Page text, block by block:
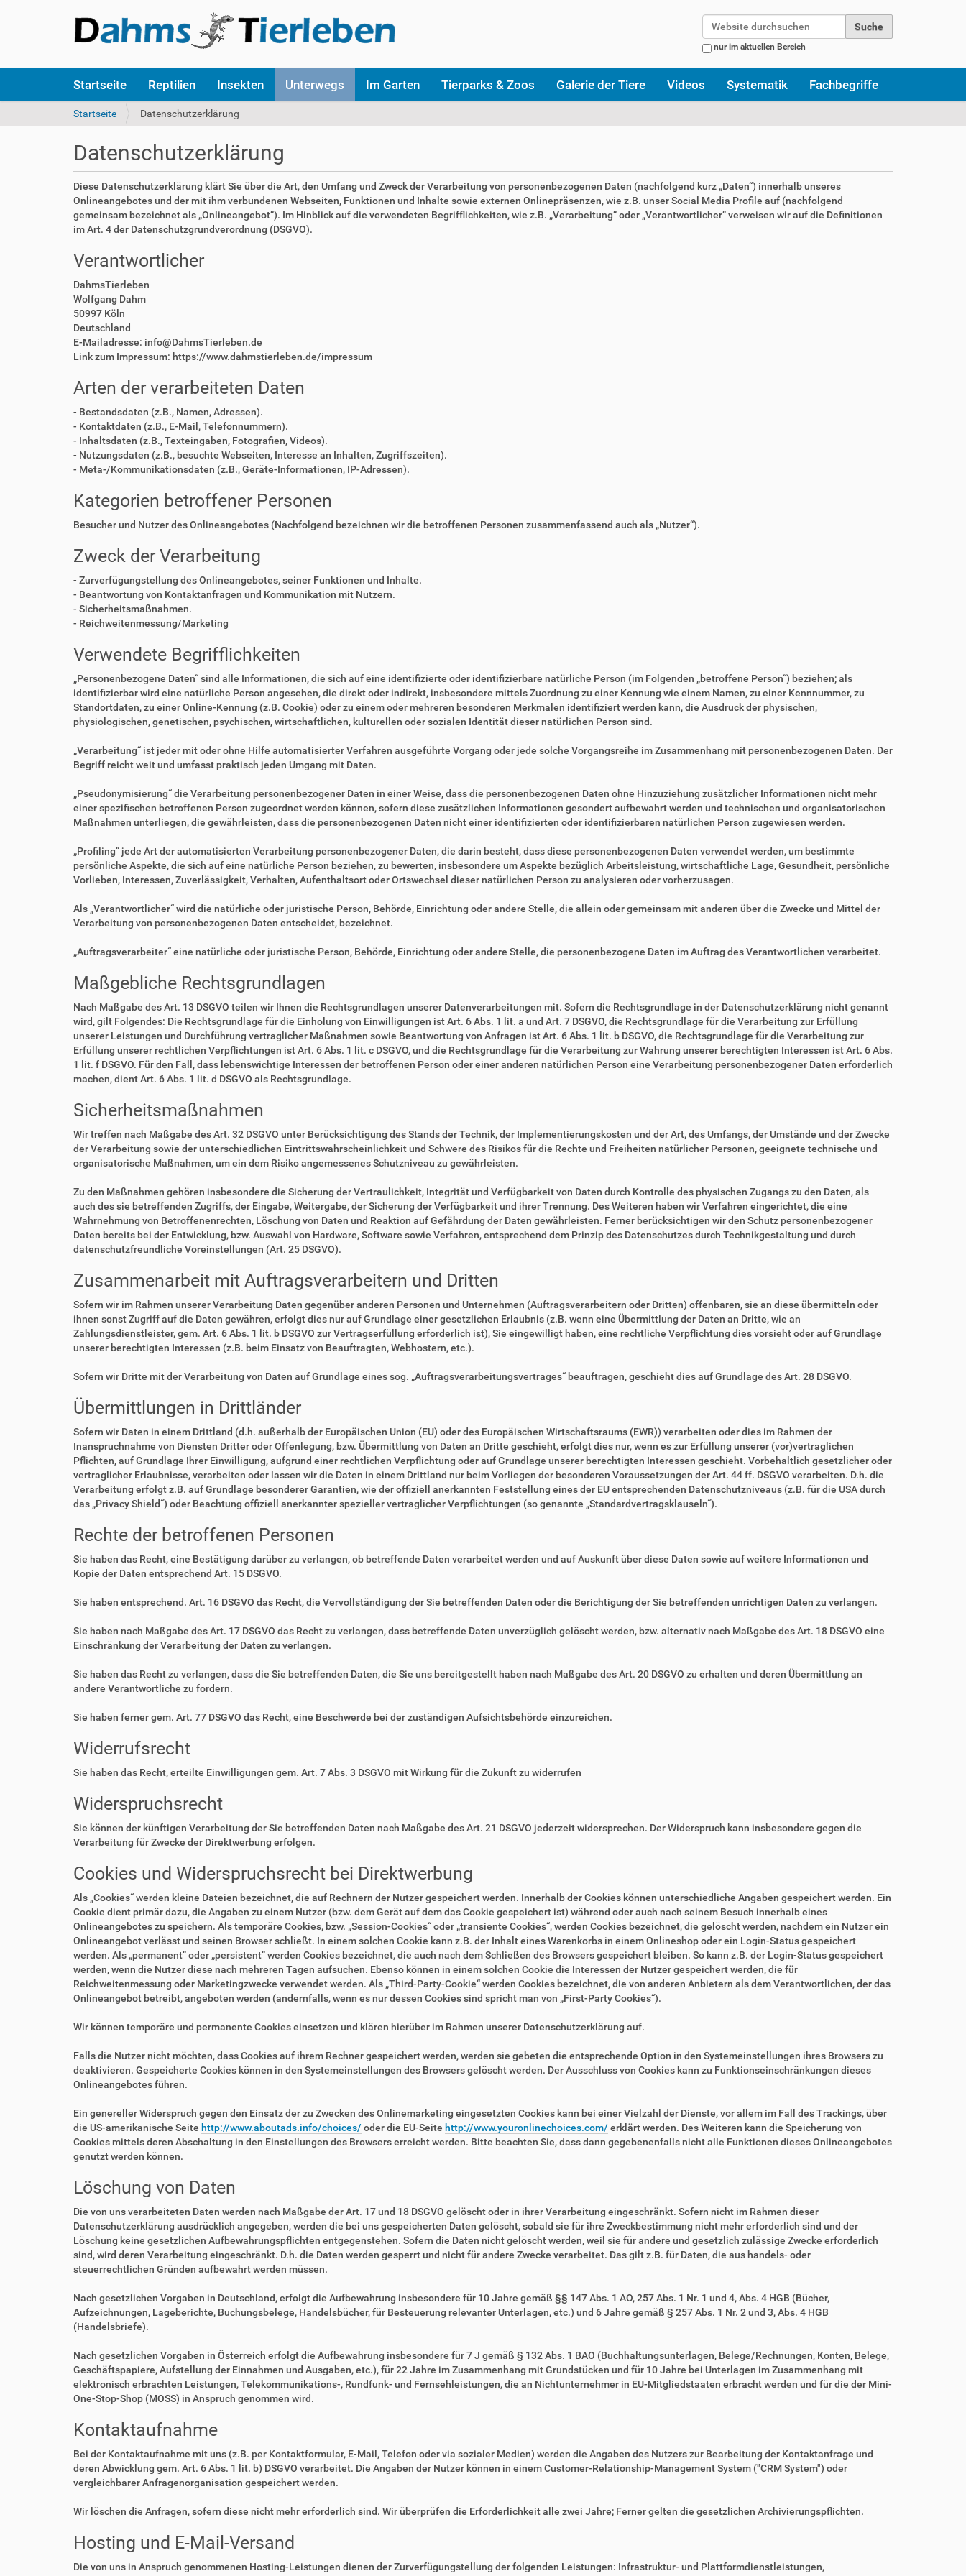
nur im aktuellen Bereich
k
Startseite Reptilien Insekten Unterwegs Im Garten Tierparks & Zoos Galerie der Tiere Videos Systematik Fachbegriffe
S
s
i
n
d
h
i
r
Startseite Datenschutzerklärung
Datenschutzerklärung
Diese Datenschutzerklärung klärt Sie über die Art, den Umfang und Zweck der Verarbeitung von personenbezogenen Daten (nachfolgend kurz „Daten“) innerhalb unseres
Onlineangebotes und der mit ihm verbundenen Webseiten, Funktionen und Inhalte sowie externen Onlinepräsenzen, wie z.B. unser Social Media Profile auf (nachfolgend
gemeinsam bezeichnet als „Onlineangebot“). Im Hinblick auf die verwendeten Begrifflichkeiten, wie z.B. „Verarbeitung“ oder „Verantwortlicher“ verweisen wir auf die Definitionen
im Art. 4 der Datenschutzgrundverordnung (DSGVO).
Verantwortlicher
DahmsTierleben
Wolfgang Dahm
50997 Köln
Deutschland
E-Mailadresse: info@DahmsTierleben.de
Link zum Impressum: https://www.dahmstierleben.de/impressum
Arten der verarbeiteten Daten
- Bestandsdaten (z.B., Namen, Adressen).
- Kontaktdaten (z.B., E-Mail, Telefonnummern).
- Inhaltsdaten (z.B., Texteingaben, Fotografien, Videos).
- Nutzungsdaten (z.B., besuchte Webseiten, Interesse an Inhalten, Zugriffszeiten).
- Meta-/Kommunikationsdaten (z.B., Geräte-Informationen, IP-Adressen).
Kategorien betroffener Personen
Besucher und Nutzer des Onlineangebotes (Nachfolgend bezeichnen wir die betroffenen Personen zusammenfassend auch als „Nutzer“).
Zweck der Verarbeitung
- Zurverfügungstellung des Onlineangebotes, seiner Funktionen und Inhalte.
- Beantwortung von Kontaktanfragen und Kommunikation mit Nutzern.
- Sicherheitsmaßnahmen.
- Reichweitenmessung/Marketing
Verwendete Begrifflichkeiten
„Personenbezogene Daten“ sind alle Informationen, die sich auf eine identifizierte oder identifizierbare natürliche Person (im Folgenden „betroffene Person“) beziehen; als
identifizierbar wird eine natürliche Person angesehen, die direkt oder indirekt, insbesondere mittels Zuordnung zu einer Kennung wie einem Namen, zu einer Kennnummer, zu
Standortdaten, zu einer Online-Kennung (z.B. Cookie) oder zu einem oder mehreren besonderen Merkmalen identifiziert werden kann, die Ausdruck der physischen,
physiologischen, genetischen, psychischen, wirtschaftlichen, kulturellen oder sozialen Identität dieser natürlichen Person sind.
„Verarbeitung“ ist jeder mit oder ohne Hilfe automatisierter Verfahren ausgeführte Vorgang oder jede solche Vorgangsreihe im Zusammenhang mit personenbezogenen Daten. Der
Begriff reicht weit und umfasst praktisch jeden Umgang mit Daten.
„Pseudonymisierung“ die Verarbeitung personenbezogener Daten in einer Weise, dass die personenbezogenen Daten ohne Hinzuziehung zusätzlicher Informationen nicht mehr
einer spezifischen betroffenen Person zugeordnet werden können, sofern diese zusätzlichen Informationen gesondert aufbewahrt werden und technischen und organisatorischen
Maßnahmen unterliegen, die gewährleisten, dass die personenbezogenen Daten nicht einer identifizierten oder identifizierbaren natürlichen Person zugewiesen werden.
„Profiling“ jede Art der automatisierten Verarbeitung personenbezogener Daten, die darin besteht, dass diese personenbezogenen Daten verwendet werden, um bestimmte
persönliche Aspekte, die sich auf eine natürliche Person beziehen, zu bewerten, insbesondere um Aspekte bezüglich Arbeitsleistung, wirtschaftliche Lage, Gesundheit, persönliche
Vorlieben, Interessen, Zuverlässigkeit, Verhalten, Aufenthaltsort oder Ortswechsel dieser natürlichen Person zu analysieren oder vorherzusagen.
Als „Verantwortlicher“ wird die natürliche oder juristische Person, Behörde, Einrichtung oder andere Stelle, die allein oder gemeinsam mit anderen über die Zwecke und Mittel der
Verarbeitung von personenbezogenen Daten entscheidet, bezeichnet.
„Auftragsverarbeiter“ eine natürliche oder juristische Person, Behörde, Einrichtung oder andere Stelle, die personenbezogene Daten im Auftrag des Verantwortlichen verarbeitet.
Maßgebliche Rechtsgrundlagen
Nach Maßgabe des Art. 13 DSGVO teilen wir Ihnen die Rechtsgrundlagen unserer Datenverarbeitungen mit. Sofern die Rechtsgrundlage in der Datenschutzerklärung nicht genannt
wird, gilt Folgendes: Die Rechtsgrundlage für die Einholung von Einwilligungen ist Art. 6 Abs. 1 lit. a und Art. 7 DSGVO, die Rechtsgrundlage für die Verarbeitung zur Erfüllung
unserer Leistungen und Durchführung vertraglicher Maßnahmen sowie Beantwortung von Anfragen ist Art. 6 Abs. 1 lit. b DSGVO, die Rechtsgrundlage für die Verarbeitung zur
Erfüllung unserer rechtlichen Verpflichtungen ist Art. 6 Abs. 1 lit. c DSGVO, und die Rechtsgrundlage für die Verarbeitung zur Wahrung unserer berechtigten Interessen ist Art. 6 Abs.
1 lit. f DSGVO. Für den Fall, dass lebenswichtige Interessen der betroffenen Person oder einer anderen natürlichen Person eine Verarbeitung personenbezogener Daten erforderlich
machen, dient Art. 6 Abs. 1 lit. d DSGVO als Rechtsgrundlage.
Sicherheitsmaßnahmen
Wir treffen nach Maßgabe des Art. 32 DSGVO unter Berücksichtigung des Stands der Technik, der Implementierungskosten und der Art, des Umfangs, der Umstände und der Zwecke
der Verarbeitung sowie der unterschiedlichen Eintrittswahrscheinlichkeit und Schwere des Risikos für die Rechte und Freiheiten natürlicher Personen, geeignete technische und
organisatorische Maßnahmen, um ein dem Risiko angemessenes Schutzniveau zu gewährleisten.
Zu den Maßnahmen gehören insbesondere die Sicherung der Vertraulichkeit, Integrität und Verfügbarkeit von Daten durch Kontrolle des physischen Zugangs zu den Daten, als
auch des sie betreffenden Zugriffs, der Eingabe, Weitergabe, der Sicherung der Verfügbarkeit und ihrer Trennung. Des Weiteren haben wir Verfahren eingerichtet, die eine
Wahrnehmung von Betroffenenrechten, Löschung von Daten und Reaktion auf Gefährdung der Daten gewährleisten. Ferner berücksichtigen wir den Schutz personenbezogener
Daten bereits bei der Entwicklung, bzw. Auswahl von Hardware, Software sowie Verfahren, entsprechend dem Prinzip des Datenschutzes durch Technikgestaltung und durch
datenschutzfreundliche Voreinstellungen (Art. 25 DSGVO).
Zusammenarbeit mit Auftragsverarbeitern und Dritten
Sofern wir im Rahmen unserer Verarbeitung Daten gegenüber anderen Personen und Unternehmen (Auftragsverarbeitern oder Dritten) offenbaren, sie an diese übermitteln oder
ihnen sonst Zugriff auf die Daten gewähren, erfolgt dies nur auf Grundlage einer gesetzlichen Erlaubnis (z.B. wenn eine Übermittlung der Daten an Dritte, wie an
Zahlungsdienstleister, gem. Art. 6 Abs. 1 lit. b DSGVO zur Vertragserfüllung erforderlich ist), Sie eingewilligt haben, eine rechtliche Verpflichtung dies vorsieht oder auf Grundlage
unserer berechtigten Interessen (z.B. beim Einsatz von Beauftragten, Webhostern, etc.).
Sofern wir Dritte mit der Verarbeitung von Daten auf Grundlage eines sog. „Auftragsverarbeitungsvertrages“ beauftragen, geschieht dies auf Grundlage des Art. 28 DSGVO.
Übermittlungen in Drittländer
Sofern wir Daten in einem Drittland (d.h. außerhalb der Europäischen Union (EU) oder des Europäischen Wirtschaftsraums (EWR)) verarbeiten oder dies im Rahmen der
Inanspruchnahme von Diensten Dritter oder Offenlegung, bzw. Übermittlung von Daten an Dritte geschieht, erfolgt dies nur, wenn es zur Erfüllung unserer (vor)vertraglichen
Pflichten, auf Grundlage Ihrer Einwilligung, aufgrund einer rechtlichen Verpflichtung oder auf Grundlage unserer berechtigten Interessen geschieht. Vorbehaltlich gesetzlicher oder
vertraglicher Erlaubnisse, verarbeiten oder lassen wir die Daten in einem Drittland nur beim Vorliegen der besonderen Voraussetzungen der Art. 44 ff. DSGVO verarbeiten. D.h. die
Verarbeitung erfolgt z.B. auf Grundlage besonderer Garantien, wie der offiziell anerkannten Feststellung eines der EU entsprechenden Datenschutzniveaus (z.B. für die USA durch
das „Privacy Shield“) oder Beachtung offiziell anerkannter spezieller vertraglicher Verpflichtungen (so genannte „Standardvertragsklauseln“).
Rechte der betroffenen Personen
Sie haben das Recht, eine Bestätigung darüber zu verlangen, ob betreffende Daten verarbeitet werden und auf Auskunft über diese Daten sowie auf weitere Informationen und
Kopie der Daten entsprechend Art. 15 DSGVO.
Sie haben entsprechend. Art. 16 DSGVO das Recht, die Vervollständigung der Sie betreffenden Daten oder die Berichtigung der Sie betreffenden unrichtigen Daten zu verlangen.
Sie haben nach Maßgabe des Art. 17 DSGVO das Recht zu verlangen, dass betreffende Daten unverzüglich gelöscht werden, bzw. alternativ nach Maßgabe des Art. 18 DSGVO eine
Einschränkung der Verarbeitung der Daten zu verlangen.
Sie haben das Recht zu verlangen, dass die Sie betreffenden Daten, die Sie uns bereitgestellt haben nach Maßgabe des Art. 20 DSGVO zu erhalten und deren Übermittlung an
andere Verantwortliche zu fordern.
Sie haben ferner gem. Art. 77 DSGVO das Recht, eine Beschwerde bei der zuständigen Aufsichtsbehörde einzureichen.
Widerrufsrecht
Sie haben das Recht, erteilte Einwilligungen gem. Art. 7 Abs. 3 DSGVO mit Wirkung für die Zukunft zu widerrufen
Widerspruchsrecht
Sie können der künftigen Verarbeitung der Sie betreffenden Daten nach Maßgabe des Art. 21 DSGVO jederzeit widersprechen. Der Widerspruch kann insbesondere gegen die
Verarbeitung für Zwecke der Direktwerbung erfolgen.
Cookies und Widerspruchsrecht bei Direktwerbung
Als „Cookies“ werden kleine Dateien bezeichnet, die auf Rechnern der Nutzer gespeichert werden. Innerhalb der Cookies können unterschiedliche Angaben gespeichert werden. Ein
Cookie dient primär dazu, die Angaben zu einem Nutzer (bzw. dem Gerät auf dem das Cookie gespeichert ist) während oder auch nach seinem Besuch innerhalb eines
Onlineangebotes zu speichern. Als temporäre Cookies, bzw. „Session-Cookies“ oder „transiente Cookies“, werden Cookies bezeichnet, die gelöscht werden, nachdem ein Nutzer ein
Onlineangebot verlässt und seinen Browser schließt. In einem solchen Cookie kann z.B. der Inhalt eines Warenkorbs in einem Onlineshop oder ein Login-Status gespeichert
werden. Als „permanent“ oder „persistent“ werden Cookies bezeichnet, die auch nach dem Schließen des Browsers gespeichert bleiben. So kann z.B. der Login-Status gespeichert
werden, wenn die Nutzer diese nach mehreren Tagen aufsuchen. Ebenso können in einem solchen Cookie die Interessen der Nutzer gespeichert werden, die für
Reichweitenmessung oder Marketingzwecke verwendet werden. Als „Third-Party-Cookie“ werden Cookies bezeichnet, die von anderen Anbietern als dem Verantwortlichen, der das
Onlineangebot betreibt, angeboten werden (andernfalls, wenn es nur dessen Cookies sind spricht man von „First-Party Cookies“).
Wir können temporäre und permanente Cookies einsetzen und klären hierüber im Rahmen unserer Datenschutzerklärung auf.
Falls die Nutzer nicht möchten, dass Cookies auf ihrem Rechner gespeichert werden, werden sie gebeten die entsprechende Option in den Systemeinstellungen ihres Browsers zu
deaktivieren. Gespeicherte Cookies können in den Systemeinstellungen des Browsers gelöscht werden. Der Ausschluss von Cookies kann zu Funktionseinschränkungen dieses
Onlineangebotes führen.
Ein genereller Widerspruch gegen den Einsatz der zu Zwecken des Onlinemarketing eingesetzten Cookies kann bei einer Vielzahl der Dienste, vor allem im Fall des Trackings, über
die US-amerikanische Seite http://www.aboutads.info/choices/ oder die EU-Seite http://www.youronlinechoices.com/ erklärt werden. Des Weiteren kann die Speicherung von
Cookies mittels deren Abschaltung in den Einstellungen des Browsers erreicht werden. Bitte beachten Sie, dass dann gegebenenfalls nicht alle Funktionen dieses Onlineangebotes
genutzt werden können.
Löschung von Daten
Die von uns verarbeiteten Daten werden nach Maßgabe der Art. 17 und 18 DSGVO gelöscht oder in ihrer Verarbeitung eingeschränkt. Sofern nicht im Rahmen dieser
Datenschutzerklärung ausdrücklich angegeben, werden die bei uns gespeicherten Daten gelöscht, sobald sie für ihre Zweckbestimmung nicht mehr erforderlich sind und der
Löschung keine gesetzlichen Aufbewahrungspflichten entgegenstehen. Sofern die Daten nicht gelöscht werden, weil sie für andere und gesetzlich zulässige Zwecke erforderlich
sind, wird deren Verarbeitung eingeschränkt. D.h. die Daten werden gesperrt und nicht für andere Zwecke verarbeitet. Das gilt z.B. für Daten, die aus handels- oder
steuerrechtlichen Gründen aufbewahrt werden müssen.
Nach gesetzlichen Vorgaben in Deutschland, erfolgt die Aufbewahrung insbesondere für 10 Jahre gemäß §§ 147 Abs. 1 AO, 257 Abs. 1 Nr. 1 und 4, Abs. 4 HGB (Bücher,
Aufzeichnungen, Lageberichte, Buchungsbelege, Handelsbücher, für Besteuerung relevanter Unterlagen, etc.) und 6 Jahre gemäß § 257 Abs. 1 Nr. 2 und 3, Abs. 4 HGB
(Handelsbriefe).
Nach gesetzlichen Vorgaben in Österreich erfolgt die Aufbewahrung insbesondere für 7 J gemäß § 132 Abs. 1 BAO (Buchhaltungsunterlagen, Belege/Rechnungen, Konten, Belege,
Geschäftspapiere, Aufstellung der Einnahmen und Ausgaben, etc.), für 22 Jahre im Zusammenhang mit Grundstücken und für 10 Jahre bei Unterlagen im Zusammenhang mit
elektronisch erbrachten Leistungen, Telekommunikations-, Rundfunk- und Fernsehleistungen, die an Nichtunternehmer in EU-Mitgliedstaaten erbracht werden und für die der Mini-
One-Stop-Shop (MOSS) in Anspruch genommen wird.
Kontaktaufnahme
Bei der Kontaktaufnahme mit uns (z.B. per Kontaktformular, E-Mail, Telefon oder via sozialer Medien) werden die Angaben des Nutzers zur Bearbeitung der Kontaktanfrage und
deren Abwicklung gem. Art. 6 Abs. 1 lit. b) DSGVO verarbeitet. Die Angaben der Nutzer können in einem Customer-Relationship-Management System ("CRM System") oder
vergleichbarer Anfragenorganisation gespeichert werden.
Wir löschen die Anfragen, sofern diese nicht mehr erforderlich sind. Wir überprüfen die Erforderlichkeit alle zwei Jahre; Ferner gelten die gesetzlichen Archivierungspflichten.
Hosting und E-Mail-Versand
Die von uns in Anspruch genommenen Hosting-Leistungen dienen der Zurverfügungstellung der folgenden Leistungen: Infrastruktur- und Plattformdienstleistungen,